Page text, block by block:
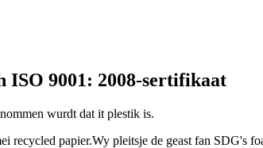
ISO 9001: 2008-sertifikaat
wurdt dat it plestik is.
recycled papier.Wy pleitsje de geast fan SDG's